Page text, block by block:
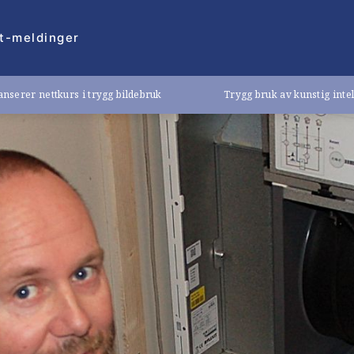
meldinger
nettkurs i trygg bildebruk Trygg bruk av kunstig